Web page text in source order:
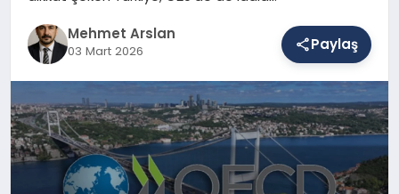
SAĞLIK
EĞITIM
DÜNYA
Mehmet Arslan
03 Mart 2026 Paylaş